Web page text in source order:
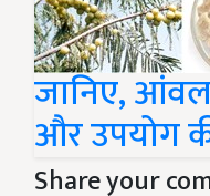
जानिए,
और उपयोग
Share your